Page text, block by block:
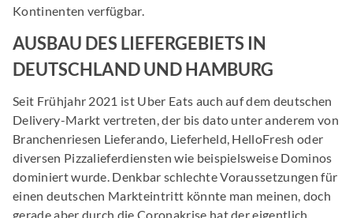
Kontinenten verfügbar.
AUSBAU DES LIEFERGEBIETS IN
DEUTSCHLAND UND HAMBURG
Seit Frühjahr 2021 ist Uber Eats auch auf dem deutschen
Delivery-Markt vertreten, der bis dato unter anderem von
Branchenriesen Lieferando, Lieferheld, HelloFresh oder
diversen Pizzalieferdiensten wie beispielsweise Dominos
dominiert wurde. Denkbar schlechte Voraussetzungen für
einen deutschen Markteintritt könnte man meinen, doch
gerade aber durch die Coronakrise hat der eigentlich